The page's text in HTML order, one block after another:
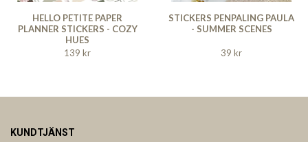
HELLO PETITE PAPER
PLANNER STICKERS - COZY
HUES
139 kr
STICKERS PENPALING PAULA
- SUMMER SCENES
39 kr
KUNDTJÄNST